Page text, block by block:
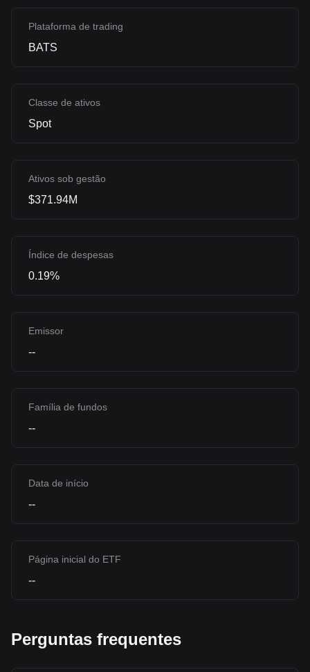
Plataforma de trading
BATS
Classe de ativos
Spot
Ativos sob gestão
$371.94M
Índice de despesas
0.19%
Emissor
--
Família de fundos
--
Data de início
--
Página inicial do ETF
--
Perguntas frequentes